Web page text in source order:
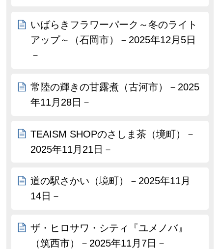
いばらきフラワーパーク～冬のライト
アップ～（石岡市）－2025年12月5日
－
常陸の輝きの甘露煮（古河市）－2025
年11月28日－
TEAISM SHOPのさしま茶（境町）－
2025年11月21日－
道の駅さかい（境町）－2025年11月
14日－
ザ・ヒロサワ・シティ『ユメノバ』
（筑西市）－2025年11月7日－